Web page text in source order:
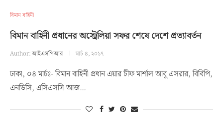
বিমান বাহিনী
বিমান বাহিনী প্রধানের অস্ট্রেলিয়া সফর শেষে দেশে প্রত্যাবর্তন
Author:আইএসপিআর মার্চ ৪, ২০১৭
ঢাকা, ০৪ মার্চঃ- বিমান বাহিনী প্রধান এয়ার চীফ মার্শাল আবু এসরার, বিবিপি,
এনডিসি, এসিএসসি আজ…